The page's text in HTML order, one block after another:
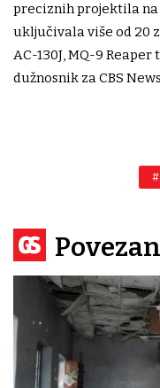
preciznih projektila na
uključivala više od 20
AC-130J, MQ-9
dužnosnik za CBS